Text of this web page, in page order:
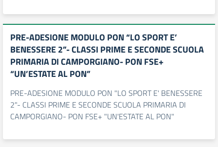
PRE-ADESIONE MODULO PON “LO SPORT E’
BENESSERE 2”- CLASSI PRIME E SECONDE SCUOLA
PRIMARIA DI CAMPORGIANO- PON FSE+
“UN’ESTATE AL PON”
PRE-ADESIONE MODULO PON "LO SPORT E' BENESSERE
2"- CLASSI PRIME E SECONDE SCUOLA PRIMARIA DI
CAMPORGIANO- PON FSE+ "UN'ESTATE AL PON"